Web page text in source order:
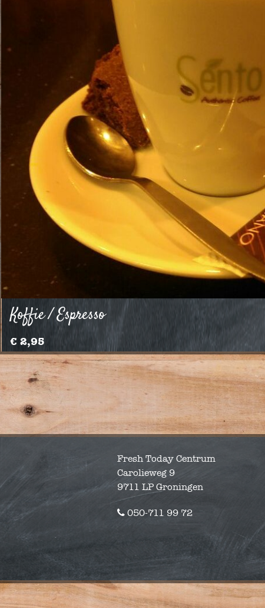
Koffie / Espresso
€ 2,95
Fresh Today Centrum
Carolieweg 9
9711 LP Groningen
050-711 99 72